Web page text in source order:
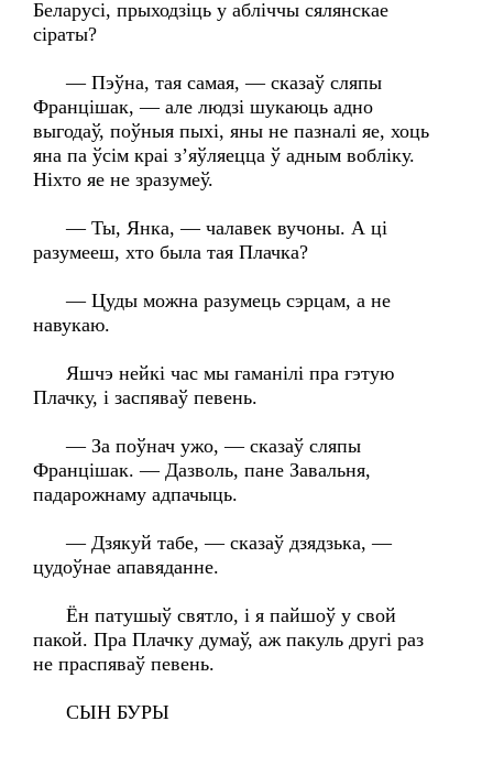
Беларусі, прыходзіць у абліччы сялянскае
сіраты?
— Пэўна, тая самая, — сказаў сляпы
Францішак, — але людзі шукаюць адно
выгодаў, поўныя пыхі, яны не пазналі яе, хоць
яна па ўсім краі з’яўляецца ў адным вобліку.
Ніхто яе не зразумеў.
— Ты, Янка, — чалавек вучоны. А ці
разумееш, хто была тая Плачка?
— Цуды можна разумець сэрцам, а не
навукаю.
Яшчэ нейкі час мы гаманілі пра гэтую
Плачку, і заспяваў певень.
— За поўнач ужо, — сказаў сляпы
Францішак. — Дазволь, пане Завальня,
падарожнаму адпачыць.
— Дзякуй табе, — сказаў дзядзька, —
цудоўнае апавяданне.
Ён патушыў святло, і я пайшоў у свой
пакой. Пра Плачку думаў, аж пакуль другі раз
не праспяваў певень.
СЫН БУРЫ